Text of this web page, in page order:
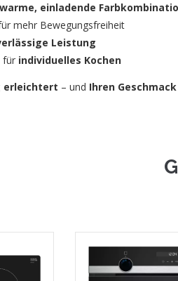
warme, einladende
mehr Bewegungsfreiheit
Leistung
für individuelles Kochen
erleichtert – und Ihren